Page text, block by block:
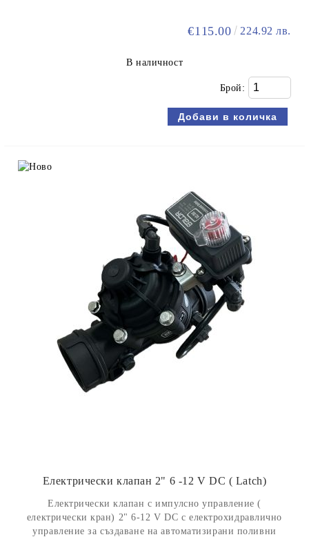
€115.00 224.92 лв.
В наличност
Брой:
Електрически клапан 2" 6 -12 V DC ( Latch)
Електрически клапан с импулсно управление (
електрически кран) 2" 6-12 V DC с електрохидравлично
управление за създаване на автоматизирани поливни